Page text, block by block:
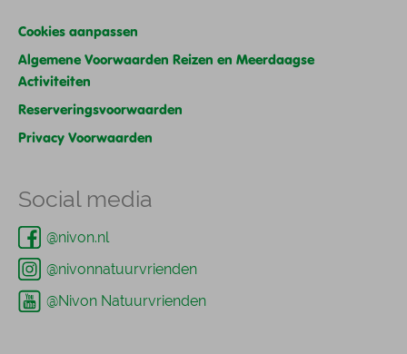
Cookies aanpassen
Algemene Voorwaarden Reizen en Meerdaagse
Activiteiten
Reserveringsvoorwaarden
Privacy Voorwaarden
Social media
@nivon.nl
@nivonnatuurvrienden
@Nivon Natuurvrienden